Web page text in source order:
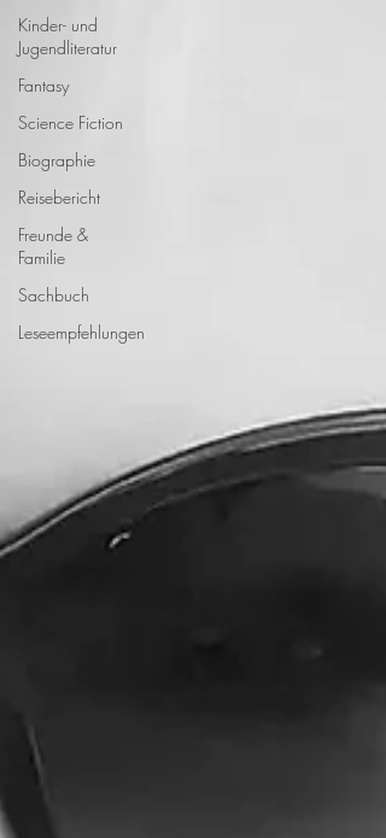
Kinder- und
Jugendliteratur
Fantasy
Science Fiction
Biographie
Reisebericht
Freunde &
Familie
Sachbuch
Leseempfehlungen